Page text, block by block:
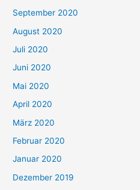
September 2020
August 2020
Juli 2020
Juni 2020
Mai 2020
April 2020
März 2020
Februar 2020
Januar 2020
Dezember 2019